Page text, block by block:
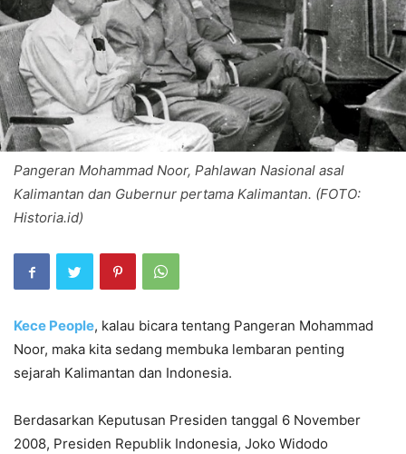
Pangeran Mohammad Noor, Pahlawan Nasional asal
Kalimantan dan Gubernur pertama Kalimantan. (FOTO:
Historia.id)
Kece People, kalau bicara tentang Pangeran Mohammad
Noor, maka kita sedang membuka lembaran penting
sejarah Kalimantan dan Indonesia.
Berdasarkan Keputusan Presiden tanggal 6 November
2008, Presiden Republik Indonesia, Joko Widodo